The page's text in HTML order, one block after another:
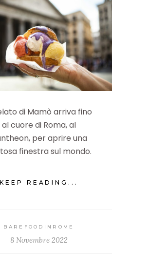
di Mamò arriva fino
al cuore di Roma, al
per aprire una
finestra sul mondo.
KEEP READING...
BAREFOODINROME
8 Novembre 2022